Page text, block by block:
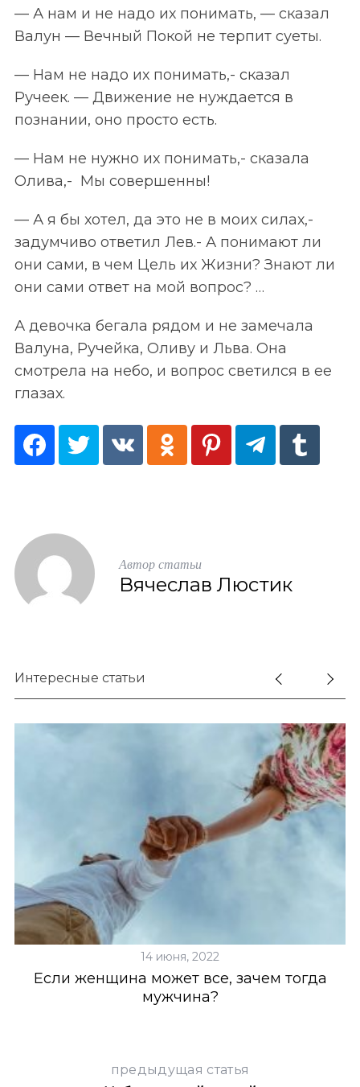
— А нам и не надо их понимать, — сказал
Валун — Вечный Покой не терпит суеты.
— Нам не надо их понимать,- сказал
Ручеек. — Движение не нуждается в
познании, оно просто есть.
— Нам не нужно их понимать,- сказала
Олива,- Мы совершенны!
— А я бы хотел, да это не в моих силах,-
задумчиво ответил Лев.- А понимают ли
они сами, в чем Цель их Жизни? Знают ли
они сами ответ на мой вопрос? …
А девочка бегала рядом и не замечала
Валуна, Ручейка, Оливу и Льва. Она
смотрела на небо, и вопрос светился в ее
глазах.
Автор статьи
Вячеслав Люстик
Интересные статьи
14 июня, 2022
Если женщина может все, зачем тогда
мужчина?
предыдущая статья